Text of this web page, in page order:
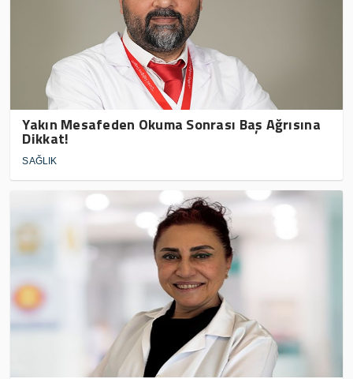
Yakın Mesafeden Okuma Sonrası Baş Ağrısına
Dikkat!
SAĞLIK